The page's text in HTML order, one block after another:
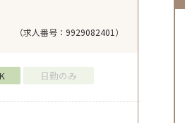
（求人番号：9929082401）
日勤のみ